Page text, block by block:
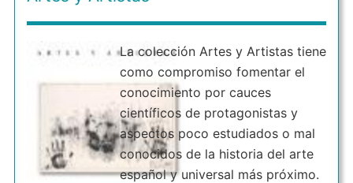
La colección Artes y Artistas tiene
como compromiso fomentar el
conocimiento por cauces
científicos de protagonistas y
aspectos poco estudiados o mal
conocidos de la historia del arte
español y universal más próximo.